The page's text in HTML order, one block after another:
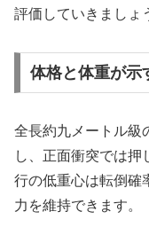
評価していきましょ
体格と体重が示
全長約九メートル級
し、正面衝突では押
行の低重心は転倒確
力を維持できます。